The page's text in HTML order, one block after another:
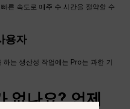
른 속도로 매주 수 시간을 절약할 수
용자
하는 생산성 작업에는 Pro는 과한 기
없나요? 언제